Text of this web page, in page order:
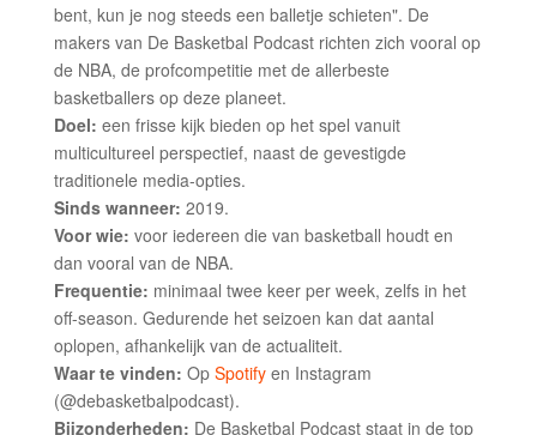
bent, kun je nog steeds een balletje schieten". De
makers van De Basketbal Podcast richten zich vooral op
de NBA, de profcompetitie met de allerbeste
basketballers op deze planeet.
Doel: een frisse kijk bieden op het spel vanuit
multicultureel perspectief, naast de gevestigde
traditionele media-opties.
Sinds wanneer: 2019.
Voor wie: voor iedereen die van basketball houdt en
dan vooral van de NBA.
Frequentie: minimaal twee keer per week, zelfs in het
off-season. Gedurende het seizoen kan dat aantal
oplopen, afhankelijk van de actualiteit.
Waar te vinden: Op Spotifyen Instagram
(@debasketbalpodcast).
Bijzonderheden: De Basketbal Podcast staat in de top